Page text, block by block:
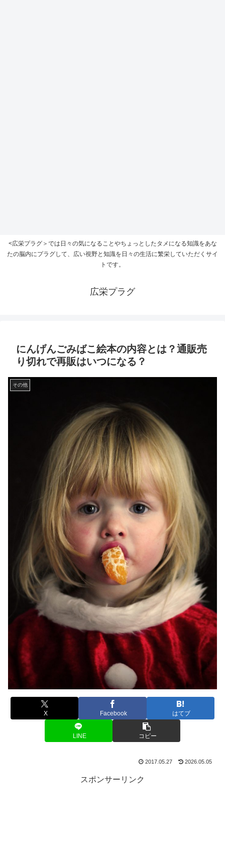
<広栄プラグ＞では日々の気になることやちょっとしたタメになる知識をあな
たの脳内にプラグして、広い視野と知識を日々の生活に繁栄していただくサイ
トです。
広栄プラグ
にんげんごみばこ絵本の内容とは？通販売
り切れで再販はいつになる？
その他
X Facebook はてブ
LINE コピー
2017.05.27 2026.05.05
スポンサーリンク